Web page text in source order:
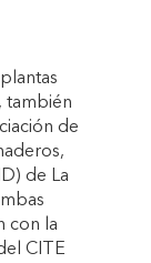
también
de
de La
con la
CITE